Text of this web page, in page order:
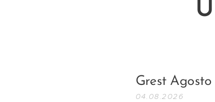
Grest
04.08.2026